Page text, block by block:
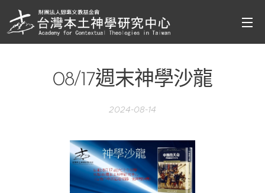
08/17週末神學沙龍
2024-08-14